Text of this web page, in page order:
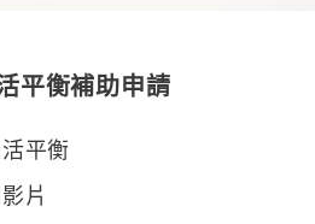
平衡補助申請
平衡
片